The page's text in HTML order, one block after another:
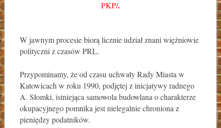
PKP/.
W jawnym procesie biorą licznie udział znani więźniowie
polityczni z czasów PRL.
Przypominamy, że od czasu uchwały Rady Miasta w
Katowicach w roku 1990, podjętej z inicjatywy radnego
A. Słomki, istniejąca samowola budowlana o charakterze
okupacyjnego pomnika jest nielegalnie chroniona z
pieniędzy podatników.